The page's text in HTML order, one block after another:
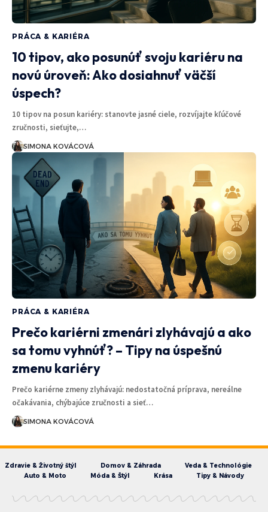
PRÁCA & KARIÉRA
10 tipov, ako posunúť svoju kariéru na
novú úroveň: Ako dosiahnuť väčší
úspech?
10 tipov na posun kariéry: stanovte jasné ciele, rozvíjajte kľúčové
zručnosti, sieťujte,…
SIMONA KOVÁCOVÁ
PRÁCA & KARIÉRA
Prečo kariérni zmenári zlyhávajú a ako
sa tomu vyhnúť? – Tipy na úspešnú
zmenu kariéry
Prečo kariérne zmeny zlyhávajú: nedostatočná príprava, nereálne
očakávania, chýbajúce zručnosti a sieť…
SIMONA KOVÁCOVÁ
Zdravie & Životný štýl Domov & Záhrada
Veda & Technológie
Auto & Moto
Móda & Štýl Krása Tipy & Návody